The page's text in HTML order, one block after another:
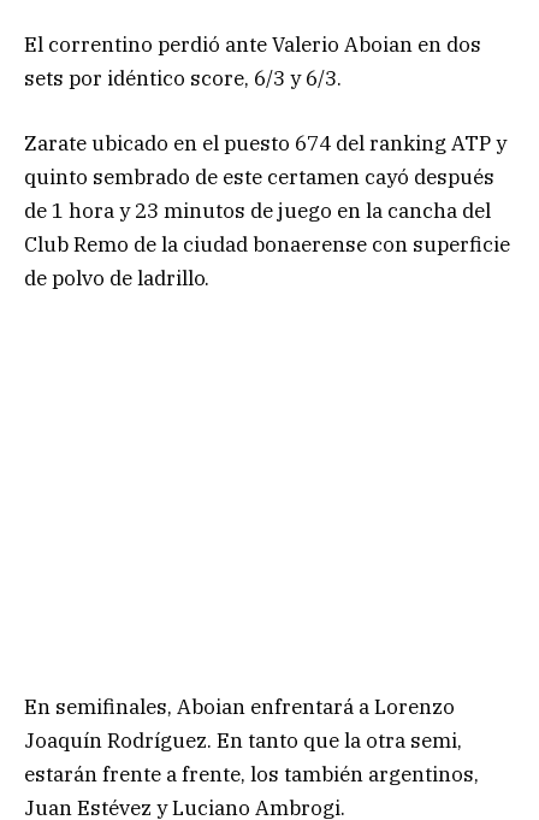
El correntino perdió ante Valerio Aboian en dos
sets por idéntico score, 6/3 y 6/3.
Zarate ubicado en el puesto 674 del ranking ATP y
quinto sembrado de este certamen cayó después
de 1 hora y 23 minutos de juego en la cancha del
Club Remo de la ciudad bonaerense con superficie
de polvo de ladrillo.
En semifinales, Aboian enfrentará a Lorenzo
Joaquín Rodríguez. En tanto que la otra semi,
estarán frente a frente, los también argentinos,
Juan Estévez y Luciano Ambrogi.